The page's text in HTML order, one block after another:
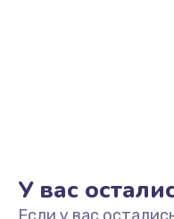
У вас